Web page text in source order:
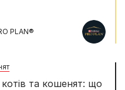
PLAN®
котів та кошенят: що